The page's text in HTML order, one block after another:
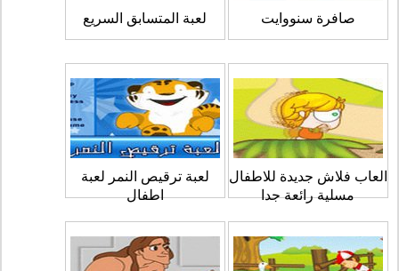
صافرة سنووايت لعبة المتسابق السريع
العاب فلاش جديدة للاطفال
مسلية رائعة جدا
لعبة ترقيص النمر لعبة
اطفال